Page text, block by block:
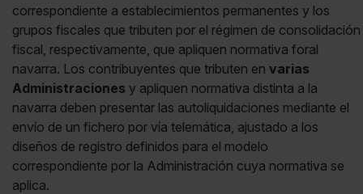
correspondiente a establecimientos permanentes y los
grupos fiscales que tributen por el régimen de consolidación
fiscal, respectivamente, que apliquen normativa foral
navarra. Los contribuyentes que tributen en varias
Administraciones y apliquen normativa distinta a la
navarra deben presentar las autoliquidaciones mediante el
envío de un fichero por vía telemática, ajustado a los
diseños de registro definidos para el modelo
correspondiente por la Administración cuya normativa se
aplica.